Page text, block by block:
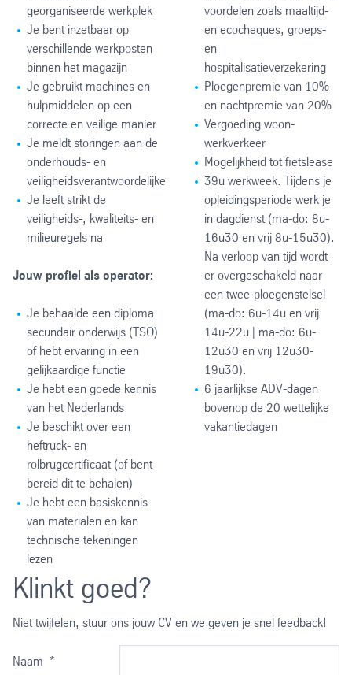
georganiseerde werkplek
Je bent inzetbaar op
verschillende werkposten
binnen het magazijn
Je gebruikt machines en
hulpmiddelen op een
correcte en veilige manier
Je meldt storingen aan de
onderhouds- en
veiligheidsverantwoordelijke
Je leeft strikt de
veiligheids-, kwaliteits- en
milieuregels na
Jouw profiel als operator:
Je behaalde een diploma
secundair onderwijs (TSO)
of hebt ervaring in een
gelijkaardige functie
Je hebt een goede kennis
van het Nederlands
Je beschikt over een
heftruck- en
rolbrugcertificaat (of bent
bereid dit te behalen)
Je hebt een basiskennis
van materialen en kan
technische tekeningen
lezen
voordelen zoals maaltijd-
en ecocheques, groeps-
en
hospitalisatieverzekering
Ploegenpremie van 10%
en nachtpremie van 20%
Vergoeding woon-
werkverkeer
Mogelijkheid tot fietslease
39u werkweek. Tijdens je
opleidingsperiode werk je
in dagdienst (ma-do: 8u-
16u30 en vrij 8u-15u30).
Na verloop van tijd wordt
er overgeschakeld naar
een twee-ploegenstelsel
(ma-do: 6u-14u en vrij
14u-22u | ma-do: 6u-
12u30 en vrij 12u30-
19u30).
6 jaarlijkse ADV-dagen
bovenop de 20 wettelijke
vakantiedagen
Klinkt goed?
Niet twijfelen, stuur ons jouw CV en we geven je snel feedback!
Naam *